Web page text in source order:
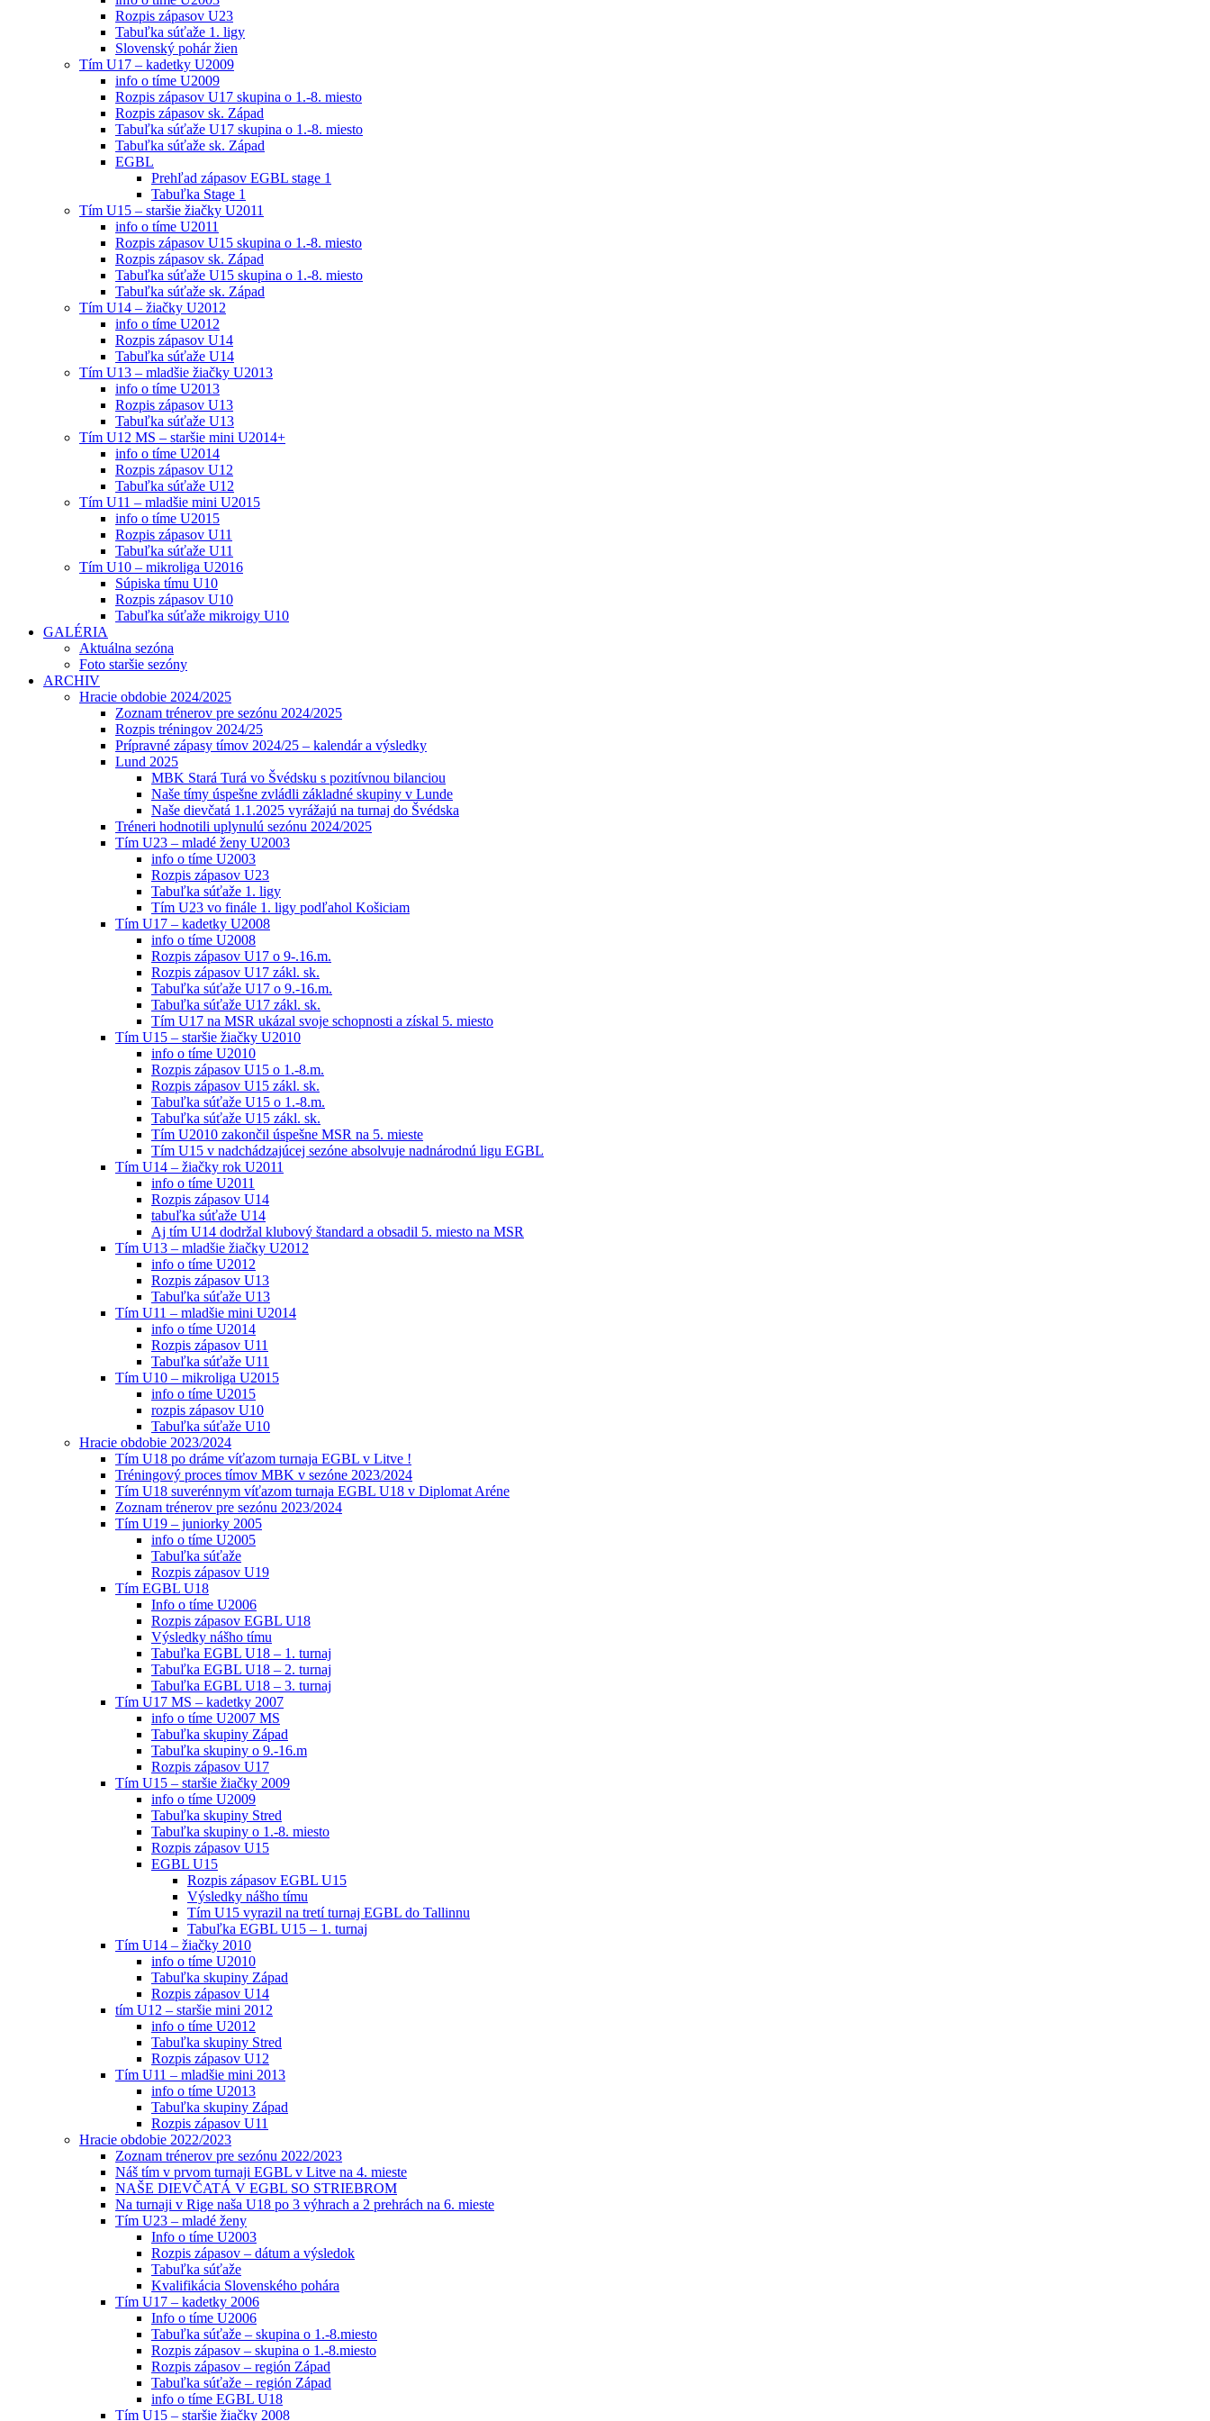
Rozpis zápasov U23
Tabuľka súťaže 1. ligy
Slovenský pohár žien
Tím U17 – kadetky U2009
info o tíme U2009
Rozpis zápasov U17 skupina o 1.-8. miesto
Rozpis zápasov sk. Západ
Tabuľka súťaže U17 skupina o 1.-8. miesto
Tabuľka súťaže sk. Západ
EGBL
Prehľad zápasov EGBL stage 1
Tabuľka Stage 1
Tím U15 – staršie žiačky U2011
info o tíme U2011
Rozpis zápasov U15 skupina o 1.-8. miesto
Rozpis zápasov sk. Západ
Tabuľka súťaže U15 skupina o 1.-8. miesto
Tabuľka súťaže sk. Západ
Tím U14 – žiačky U2012
info o tíme U2012
Rozpis zápasov U14
Tabuľka súťaže U14
Tím U13 – mladšie žiačky U2013
info o tíme U2013
Rozpis zápasov U13
Tabuľka súťaže U13
Tím U12 MS – staršie mini U2014+
info o tíme U2014
Rozpis zápasov U12
Tabuľka súťaže U12
Tím U11 – mladšie mini U2015
info o tíme U2015
Rozpis zápasov U11
Tabuľka súťaže U11
Tím U10 – mikroliga U2016
Súpiska tímu U10
Rozpis zápasov U10
Tabuľka súťaže mikroigy U10
GALÉRIA
Aktuálna sezóna
Foto staršie sezóny
ARCHIV
Hracie obdobie 2024/2025
Zoznam trénerov pre sezónu 2024/2025
Rozpis tréningov 2024/25
Prípravné zápasy tímov 2024/25 – kalendár a výsledky
Lund 2025
MBK Stará Turá vo Švédsku s pozitívnou bilanciou
Naše tímy úspešne zvládli základné skupiny v Lunde
Naše dievčatá 1.1.2025 vyrážajú na turnaj do Švédska
Tréneri hodnotili uplynulú sezónu 2024/2025
Tím U23 – mladé ženy U2003
info o tíme U2003
Rozpis zápasov U23
Tabuľka súťaže 1. ligy
Tím U23 vo finále 1. ligy podľahol Košiciam
Tím U17 – kadetky U2008
info o tíme U2008
Rozpis zápasov U17 o 9-.16.m.
Rozpis zápasov U17 zákl. sk.
Tabuľka súťaže U17 o 9.-16.m.
Tabuľka súťaže U17 zákl. sk.
Tím U17 na MSR ukázal svoje schopnosti a získal 5. miesto
Tím U15 – staršie žiačky U2010
info o tíme U2010
Rozpis zápasov U15 o 1.-8.m.
Rozpis zápasov U15 zákl. sk.
Tabuľka súťaže U15 o 1.-8.m.
Tabuľka súťaže U15 zákl. sk.
Tím U2010 zakončil úspešne MSR na 5. mieste
Tím U15 v nadchádzajúcej sezóne absolvuje nadnárodnú ligu EGBL
Tím U14 – žiačky rok U2011
info o tíme U2011
Rozpis zápasov U14
tabuľka súťaže U14
Aj tím U14 dodržal klubový štandard a obsadil 5. miesto na MSR
Tím U13 – mladšie žiačky U2012
info o tíme U2012
Rozpis zápasov U13
Tabuľka súťaže U13
Tím U11 – mladšie mini U2014
info o tíme U2014
Rozpis zápasov U11
Tabuľka súťaže U11
Tím U10 – mikroliga U2015
info o tíme U2015
rozpis zápasov U10
Tabuľka súťaže U10
Hracie obdobie 2023/2024
Tím U18 po dráme víťazom turnaja EGBL v Litve !
Tréningový proces tímov MBK v sezóne 2023/2024
Tím U18 suverénnym víťazom turnaja EGBL U18 v Diplomat Aréne
Zoznam trénerov pre sezónu 2023/2024
Tím U19 – juniorky 2005
info o tíme U2005
Tabuľka súťaže
Rozpis zápasov U19
Tím EGBL U18
Info o tíme U2006
Rozpis zápasov EGBL U18
Výsledky nášho tímu
Tabuľka EGBL U18 – 1. turnaj
Tabuľka EGBL U18 – 2. turnaj
Tabuľka EGBL U18 – 3. turnaj
Tím U17 MS – kadetky 2007
info o tíme U2007 MS
Tabuľka skupiny Západ
Tabuľka skupiny o 9.-16.m
Rozpis zápasov U17
Tím U15 – staršie žiačky 2009
info o tíme U2009
Tabuľka skupiny Stred
Tabuľka skupiny o 1.-8. miesto
Rozpis zápasov U15
EGBL U15
Rozpis zápasov EGBL U15
Výsledky nášho tímu
Tím U15 vyrazil na tretí turnaj EGBL do Tallinnu
Tabuľka EGBL U15 – 1. turnaj
Tím U14 – žiačky 2010
info o tíme U2010
Tabuľka skupiny Západ
Rozpis zápasov U14
tím U12 – staršie mini 2012
info o tíme U2012
Tabuľka skupiny Stred
Rozpis zápasov U12
Tím U11 – mladšie mini 2013
info o tíme U2013
Tabuľka skupiny Západ
Rozpis zápasov U11
Hracie obdobie 2022/2023
Zoznam trénerov pre sezónu 2022/2023
Náš tím v prvom turnaji EGBL v Litve na 4. mieste
NAŠE DIEVČATÁ V EGBL SO STRIEBROM
Na turnaji v Rige naša U18 po 3 výhrach a 2 prehrách na 6. mieste
Tím U23 – mladé ženy
Info o tíme U2003
Rozpis zápasov – dátum a výsledok
Tabuľka súťaže
Kvalifikácia Slovenského pohára
Tím U17 – kadetky 2006
Info o tíme U2006
Tabuľka súťaže – skupina o 1.-8.miesto
Rozpis zápasov – skupina o 1.-8.miesto
Rozpis zápasov – región Západ
Tabuľka súťaže – región Západ
info o tíme EGBL U18
Tím U15 – staršie žiačky 2008